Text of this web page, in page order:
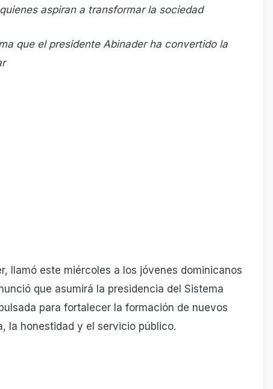
aspiran a transformar la sociedad
que el presidente Abinader ha convertido la
llamó este miércoles a los jóvenes dominicanos
que asumirá la presidencia del Sistema
para fortalecer la formación de nuevos
la honestidad y el servicio público.